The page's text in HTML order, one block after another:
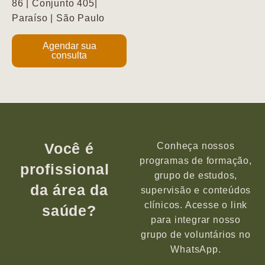
86 | Conjunto 405|
Paraíso | São Paulo
Agendar sua
consulta
Você é
profissional
da área da
saúde?
Conheça nossos
programas de formação,
grupo de estudos,
supervisão e conteúdos
clínicos. Acesse o link
para integrar nosso
grupo de voluntários no
WhatsApp.